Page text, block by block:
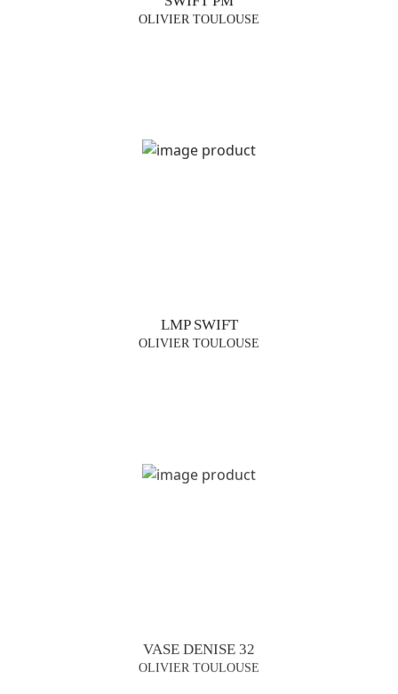
OLIVIER TOULOUSE
OLIVIER TOULOUSE
OLIVIER TOULOUSE